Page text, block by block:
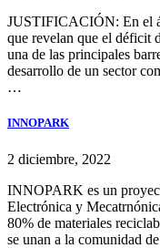
JUSTIFICACIÓN: En el
que revelan que el déficit
una de las principales
desarrollo de un sector
…
INNOPARK
2 diciembre, 2022
INNOPARK es un
Electrónica y
80% de materiales
se unan a la comunidad